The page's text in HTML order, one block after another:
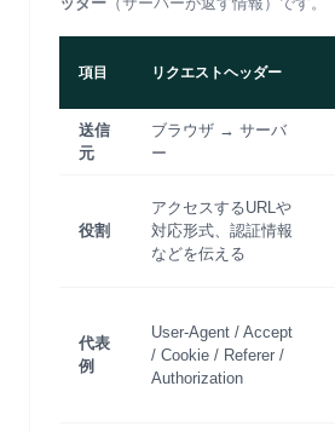
項目 リクエストヘッダー
送信
元
ブラウザ → サーバ
ー
役割
アクセスするURLや
対応形式、認証情報
などを伝える
代表
例
User-Agent / Accept
/ Cookie / Referer /
Authorization